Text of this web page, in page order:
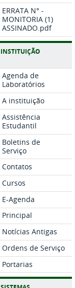
ERRATA N° -
MONITORIA (1)
ASSINADO.pdf
INSTITUIÇÃO
Agenda de
Laboratórios
A instituição
Assistência
Estudantil
Boletins de
Serviço
Contatos
Cursos
E-Agenda
Principal
Notícias Antigas
Ordens de Serviço
Portarias